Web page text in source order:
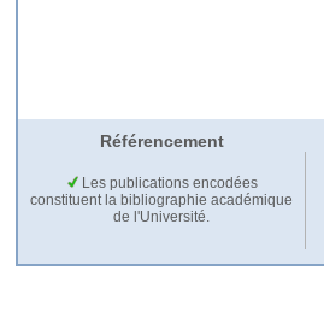
Référencement
Les publications encodées
constituent la bibliographie académique
de l'Université.